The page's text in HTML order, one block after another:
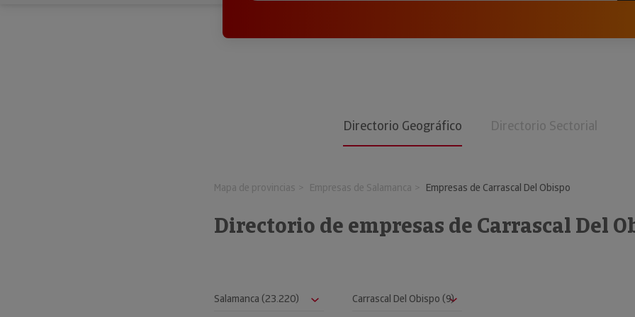
Directorio Geográfico Directorio Sectorial
Mapa de provincias Empresas de Salamanca Empresas de Carrascal Del Obispo
Directorio de empresas de Carrascal Del